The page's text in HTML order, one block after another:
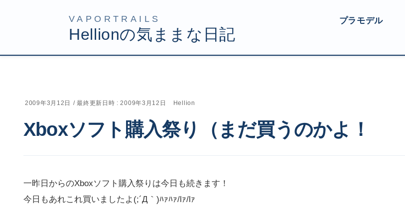
プラモデル
2009年3月12日 / 最終更新日時 :2009年3月12日 Hellion
Xboxソフト購入祭り（まだ買うのかよ！
一昨日からのXboxソフト購入祭りは今日も続きます！
今日もあれこれ買いましたよ(;´Д｀)ﾊｧﾊｧ/lｧ/lｧ